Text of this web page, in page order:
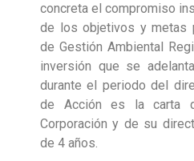
concreta el compromiso
de los objetivos y metas
de Gestión Ambiental
inversión que se
durante el periodo del
de Acción es la carta
Corporación y de su
de 4 años.